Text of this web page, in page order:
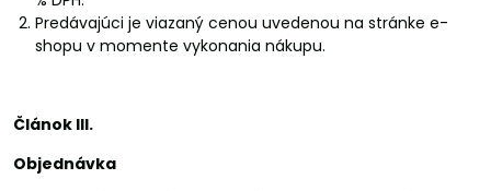
Predávajúci je viazaný cenou uvedenou na stránke e-
shopu v momente vykonania nákupu.
Článok III.
Objednávka